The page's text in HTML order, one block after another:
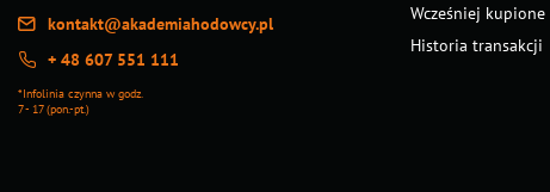
kontakt@akademiahodowcy.pl
+ 48 607 551 111
*Infolinia czynna w godz.
7 - 17 (pon.-pt.)
Wcześniej kupione
Historia transakcji